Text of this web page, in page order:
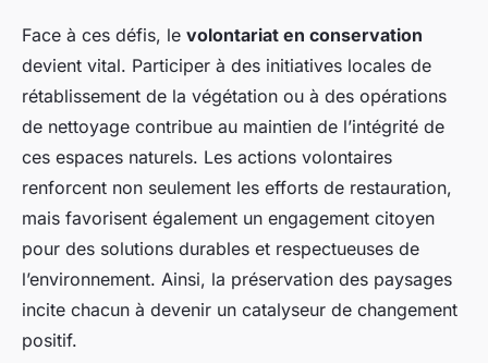
Face à ces défis, le volontariat en conservation
devient vital. Participer à des initiatives locales de
rétablissement de la végétation ou à des opérations
de nettoyage contribue au maintien de l’intégrité de
ces espaces naturels. Les actions volontaires
renforcent non seulement les efforts de restauration,
mais favorisent également un engagement citoyen
pour des solutions durables et respectueuses de
l’environnement. Ainsi, la préservation des paysages
incite chacun à devenir un catalyseur de changement
positif.